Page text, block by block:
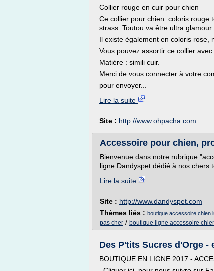
Collier rouge en cuir pour chien
Ce collier pour chien coloris rouge
strass. Toutou va être ultra glamour.
Il existe également en coloris rose,
Vous pouvez assortir ce collier avec
Matière : simili cuir.
Merci de vous connecter à votre
pour envoyer...
Lire la suite
Site : http://www.ohpacha.com
Accessoire pour chien,
Bienvenue dans notre rubrique
ligne Dandyspet dédié à nos chers
Lire la suite
Site : http://www.dandyspet.com
Thèmes liés : boutique accessoire chien
pas cher / boutique ligne accessoire
Des P'tits Sucres d'Orge -
BOUTIQUE EN LIGNE 2017 -